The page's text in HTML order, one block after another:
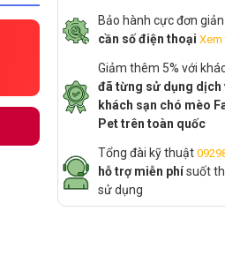
Bảo hành cực đơn giản
cần số điện thoại Xem
Giảm thêm 5% với
đã từng sử dụng dịch
khách sạn chó mèo
Pet trên toàn quốc
Tổng đài kỹ thuật
hỗ trợ miễn phísuốt
sử dụng